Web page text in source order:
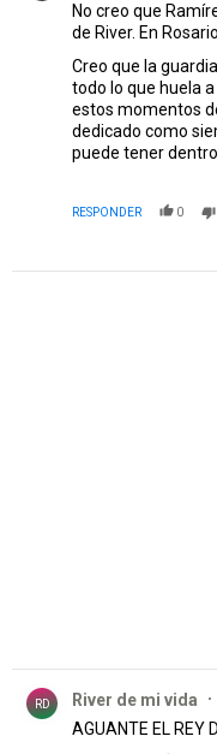
No creo que
de River. En
Creo que la
todo lo que huela
estos momentos
dedicado como
puede tener dentro
semana que
Tal vez no están
recoge y copia
RESPONDER 0
RD River de mi vida
AGUANTE EL REY